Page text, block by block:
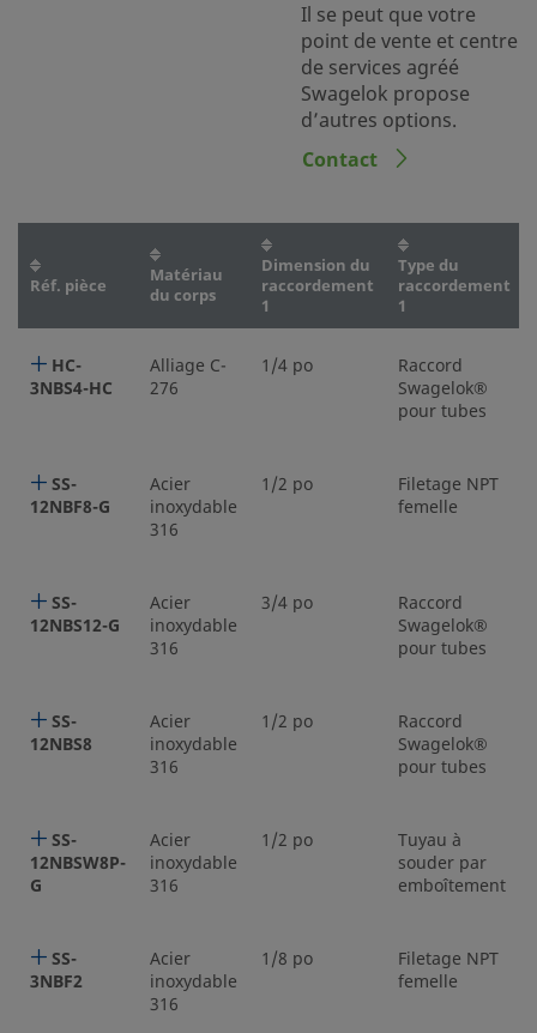
Il se peut que votre
point de vente et centre
de services agréé
Swagelok propose
d’autres options.
Contact
Réf. pièce
Matériau
du corps
Dimension du
raccordement
1
Type du
raccordement
1
HC-
3NBS4-HC
Alliage C-
276
1/4 po
Raccord
Swagelok®
pour tubes
SS-
12NBF8-G
Acier
inoxydable
316
1/2 po
Filetage NPT
femelle
SS-
12NBS12-G
Acier
inoxydable
316
3/4 po
Raccord
Swagelok®
pour tubes
SS-
12NBS8
Acier
inoxydable
316
1/2 po
Raccord
Swagelok®
pour tubes
SS-
12NBSW8P-
G
Acier
inoxydable
316
1/2 po
Tuyau à
souder par
emboîtement
SS-
3NBF2
Acier
inoxydable
316
1/8 po
Filetage NPT
femelle